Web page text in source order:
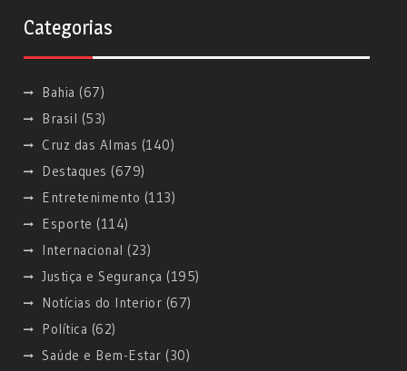
Categorias
Bahia (67)
Brasil (53)
Cruz das Almas (140)
Destaques (679)
Entretenimento (113)
Esporte (114)
Internacional (23)
Justiça e Segurança (195)
Notícias do Interior (67)
Política (62)
Saúde e Bem-Estar (30)